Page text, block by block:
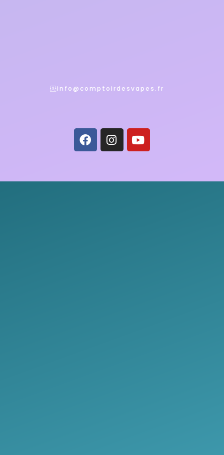
info@comptoirdesvapes.fr